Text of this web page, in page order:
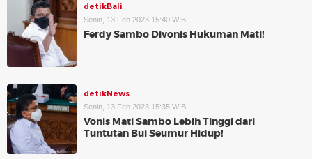
detikBali
Senin, 13 Feb 2023 15:40 WIB
Ferdy Sambo Divonis Hukuman Mati!
detikNews
Senin, 13 Feb 2023 15:35 WIB
Vonis Mati Sambo Lebih Tinggi dari
Tuntutan Bui Seumur Hidup!